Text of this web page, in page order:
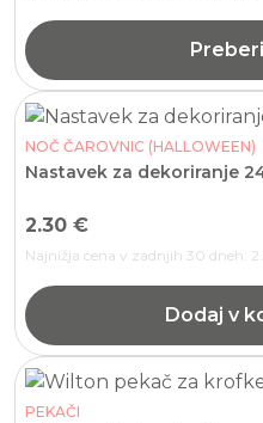
NOČ ČAROVNIC (HALLOWEEN)
Nastavek za dekoriranje
2.30 €
Najnižja cena v zadnjih 30 dneh:
Dodaj v
PEKAČI